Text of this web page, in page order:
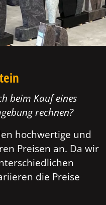
beim Kauf eines
rechnen?
hochwertige und
Preisen an. Da wir
die Preise